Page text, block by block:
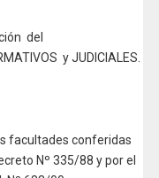
del
y JUDICIALES.
facultades conferidas
Nº 335/88 y por el